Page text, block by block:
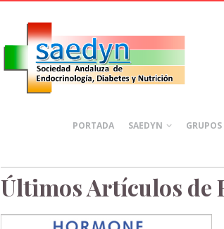
PORTADA SAEDYN
Últimos Artículos de